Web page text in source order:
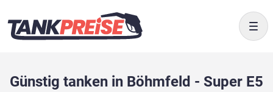
Günstig tanken in Böhmfeld - Super E5